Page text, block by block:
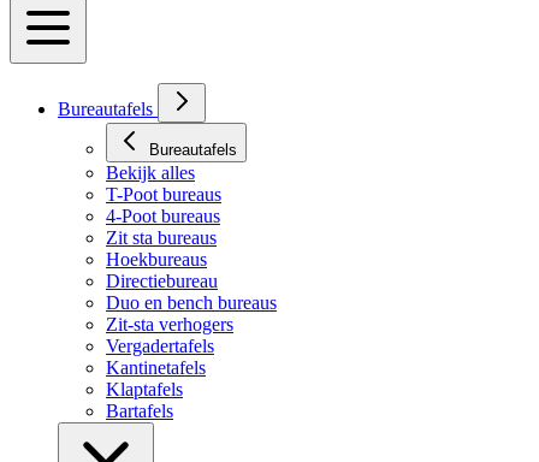
Bureautafels
Bureautafels
Bekijk alles
T-Poot bureaus
4-Poot bureaus
Zit sta bureaus
Hoekbureaus
Directiebureau
Duo en bench bureaus
Zit-sta verhogers
Vergadertafels
Kantinetafels
Klaptafels
Bartafels